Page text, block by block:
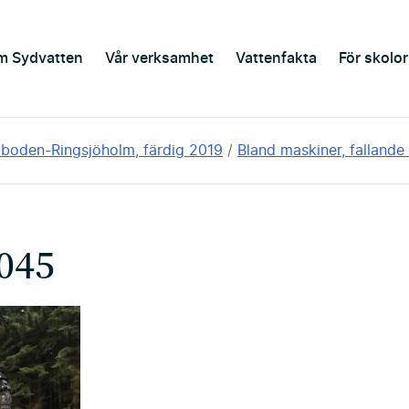
Sydvatten Vår verksamhet Vattenfakta För skolor
Ringsjöholm, färdig 2019 Bland maskiner,